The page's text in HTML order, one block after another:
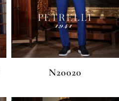
N20020